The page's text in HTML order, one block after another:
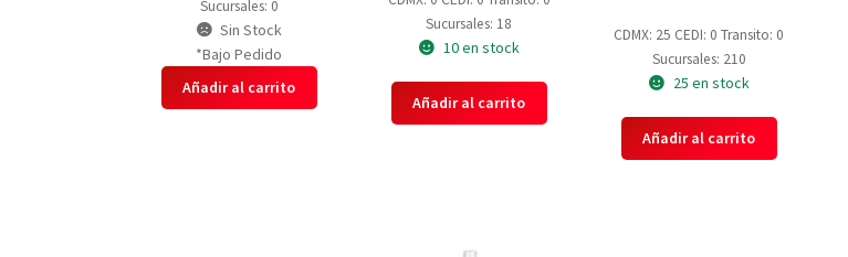
Sucursales: 0
Sin Stock
*Bajo Pedido
Añadir al carrito
Sucursales: 18
10 en stock
Añadir al carrito
CDMX: 25 CEDI: 0Transito: 0
Sucursales: 210
25 en stock
Añadir al carrito